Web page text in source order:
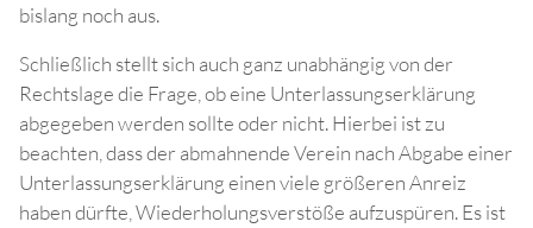
bislang noch aus.
Schließlich stellt sich auch ganz unabhängig von der
Rechtslage die Frage, ob eine Unterlassungserklärung
abgegeben werden sollte oder nicht. Hierbei ist zu
beachten, dass der abmahnende Verein nach Abgabe einer
Unterlassungserklärung einen viele größeren Anreiz
haben dürfte, Wiederholungsverstöße aufzuspüren. Es ist